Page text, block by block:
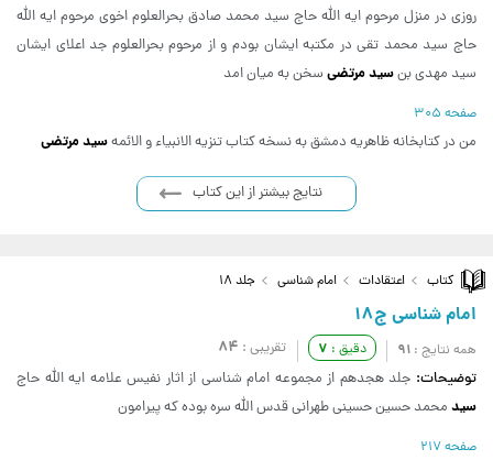
روزی در منزل مرحوم ایه الله حاج سید محمد صادق بحرالعلوم اخوی مرحوم ایه الله
حاج سید محمد تقی در مکتبه ایشان بودم و از مرحوم بحرالعلوم جد اعلای ایشان
سید مهدی بنسید مرتضی سخن به میان امد
صفحه 305
من در کتابخانه ظاهریه دمشق به نسخه کتاب تنزیه الانبیاء و الائمهسید مرتضی
نتایج بیشتر از این کتاب
کتاب اعتقادات امام شناسی جلد 18
امام شناسی ج18
همه نتایج : 91 دقیق : 7 تقریبی : 84
توضیحات: جلد هجدهم از مجموعه امام شناسی از اثار نفیس علامه ایه الله حاج
سید محمد حسین حسینی طهرانی قدس الله سره بوده که پیرامون
صفحه 217